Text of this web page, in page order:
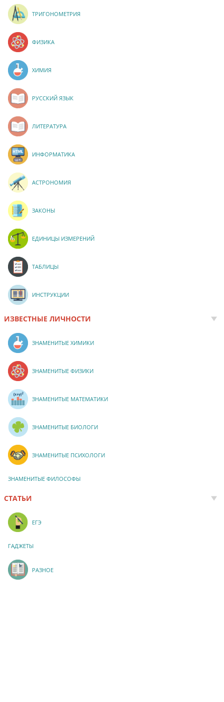
ТРИГОНОМЕТРИЯ
ФИЗИКА
ХИМИЯ
РУССКИЙ ЯЗЫК
ЛИТЕРАТУРА
ИНФОРМАТИКА
АСТРОНОМИЯ
ЗАКОНЫ
ЕДИНИЦЫ ИЗМЕРЕНИЙ
ТАБЛИЦЫ
ИНСТРУКЦИИ
ИЗВЕСТНЫЕ ЛИЧНОСТИ
ЗНАМЕНИТЫЕ ХИМИКИ
ЗНАМЕНИТЫЕ ФИЗИКИ
ЗНАМЕНИТЫЕ МАТЕМАТИКИ
ЗНАМЕНИТЫЕ БИОЛОГИ
ЗНАМЕНИТЫЕ ПСИХОЛОГИ
ЗНАМЕНИТЫЕ ФИЛОСОФЫ
СТАТЬИ
ЕГЭ
ГАДЖЕТЫ
РАЗНОЕ